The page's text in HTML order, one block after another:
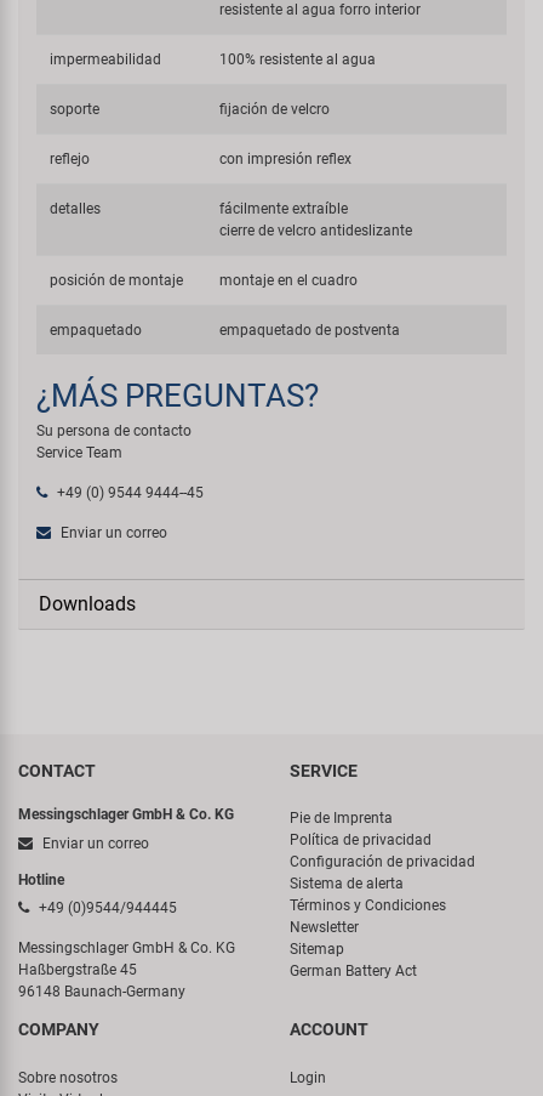
resistente al agua forro interior
impermeabilidad 100% resistente al agua
soporte fijación de velcro
reflejo con impresión reflex
detalles
fácilmente extraíble
cierre de velcro antideslizante
posición de montaje montaje en el cuadro
empaquetado empaquetado de postventa
¿MÁS PREGUNTAS?
Su persona de contacto
Service Team
+49 (0) 9544 9444--45
Enviar un correo
Downloads
CONTACT
Messingschlager GmbH & Co. KG
Enviar un correo
Hotline
+49 (0)9544/944445
Messingschlager GmbH & Co. KG
Haßbergstraße 45
96148 Baunach-Germany
SERVICE
Pie de Imprenta
Política de privacidad
Configuración de privacidad
Sistema de alerta
Términos y Condiciones
Newsletter
Sitemap
German Battery Act
COMPANY
Sobre nosotros
ACCOUNT
Login